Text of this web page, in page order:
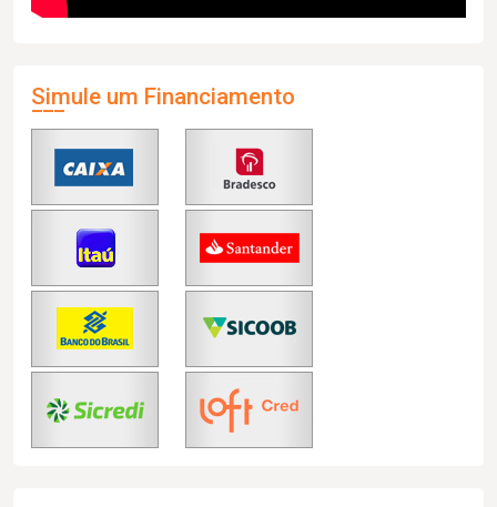
Simule um Financiamento